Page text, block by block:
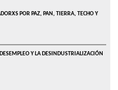
POR PAZ, PAN, TIERRA, TECHO Y
Y LA DESINDUSTRIALIZACIÓN